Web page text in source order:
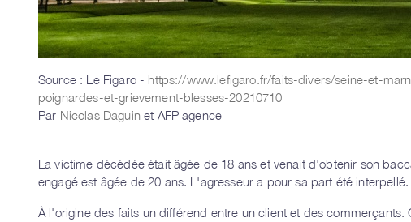
Source : Le Figaro - https://www.lefigaro.fr/faits-divers/seine-et-
poignardes-et-grievement-blesses-20210710
Par Nicolas Daguinet AFP agence
La victime décédée était âgée de 18 ans et venait d'obtenir son
engagé est âgée de 20 ans. L'agresseur a pour sa part été interpellé.
À l'origine des faits un différend entre un client et des